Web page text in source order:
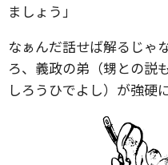
ましょう」
なぁんだ話せば解るじ
ろ、義政の弟（甥との説
しろうひでよし）が強硬